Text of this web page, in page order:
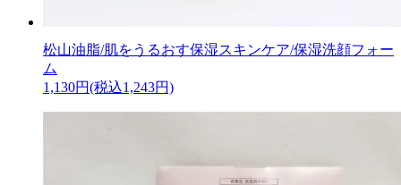
松山油脂/肌をうるおす保湿スキンケア/保湿洗顔フォー
ム
1,130円(税込1,243円)